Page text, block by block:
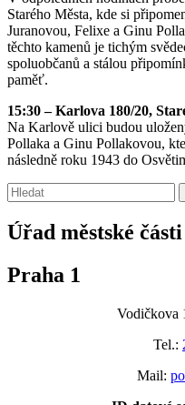
Starého Města, kde si
Juranovou, Felixe a Ginu
těchto kamenů je tichým
spoluobčanů a stálou
paměť.
15:30 – Karlova 180/20,
Na Karlově ulici budou
Pollaka a Ginu Pollakovou,
následně roku 1943 do
Vyhledávání:
Úřad městské části
Praha 1
Vodičkova
Tel.:
Mail: